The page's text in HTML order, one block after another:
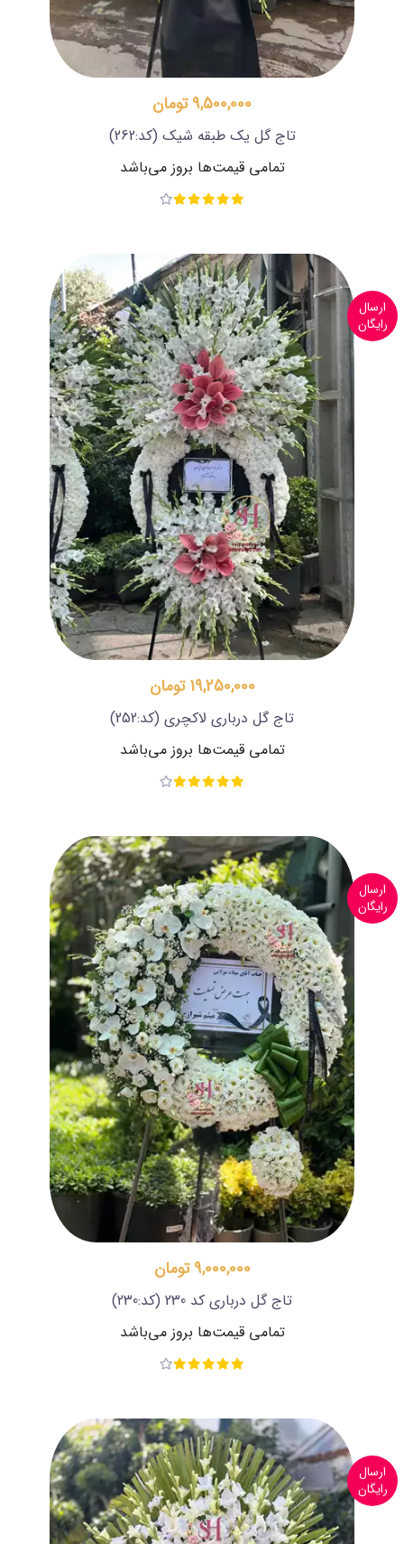
9,500,000 تومان
تاج گل یک طبقه شیک (کد:262)
تمامی قیمت‌ها بروز می‌باشد
ارسال
رایگان
19,250,000 تومان
تاج گل درباری لاکچری (کد:252)
تمامی قیمت‌ها بروز می‌باشد
ارسال
رایگان
9,000,000 تومان
تاج گل درباری کد 230
(کد:230)
تمامی قیمت‌ها بروز می‌باشد
ارسال
رایگان